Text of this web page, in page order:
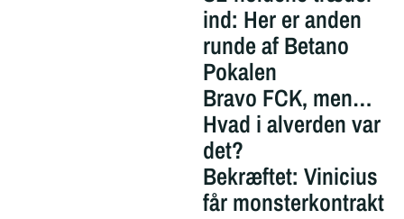
ind: Her er anden
runde af Betano
Pokalen
Bravo FCK, men…
Hvad i alverden var
det?
Bekræftet: Vinicius
får monsterkontrakt